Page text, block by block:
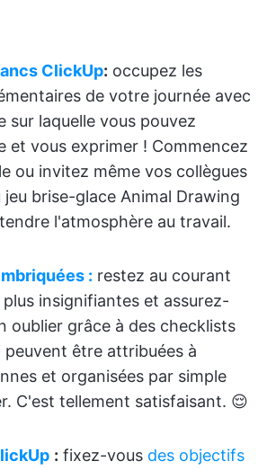
ClickUp: occupez les
de votre journée avec
sur laquelle vous pouvez
et vous exprimer ! Commencez
ou invitez même vos collègues
brise-glace Animal Drawing
l'atmosphère au travail.
: restez au courant
insignifiantes et assurez-
oublier grâce à des checklists
peuvent être attribuées à
et organisées par simple
C'est tellement satisfaisant. 😌
: fixez-vous des objectifs